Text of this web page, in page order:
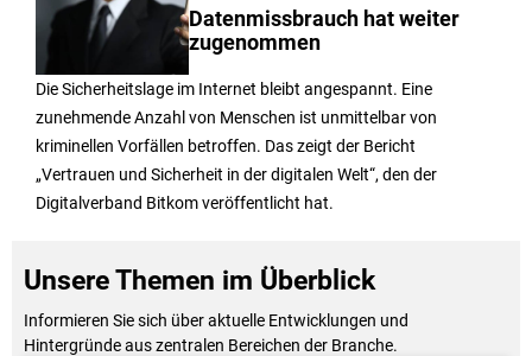
Datenmissbrauch hat weiter
zugenommen
Die Sicherheitslage im Internet bleibt angespannt. Eine
zunehmende Anzahl von Menschen ist unmittelbar von
kriminellen Vorfällen betroffen. Das zeigt der Bericht
„Vertrauen und Sicherheit in der digitalen Welt“, den der
Digitalverband Bitkom veröffentlicht hat.
Unsere Themen im Überblick
Informieren Sie sich über aktuelle Entwicklungen und
Hintergründe aus zentralen Bereichen der Branche.